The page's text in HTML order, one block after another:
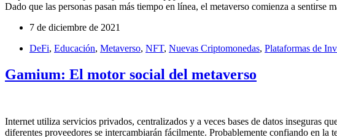
Dado que las personas pasan más tiempo en línea, el metaverso comienza a sentirse
7 de diciembre de 2021
DeFi, Educación, Metaverso, NFT, Nuevas Criptomonedas, Plataformas de
Gamium: El motor social del metaverso
Internet utiliza servicios privados, centralizados y a veces bases de datos inseguras
diferentes proveedores se intercambiarán fácilmente. Probablemente confiando en